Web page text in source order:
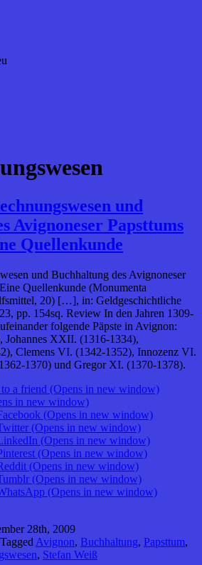
und
Avignoneser Papsttums
Quellenkunde
und Buchhaltung des Avignoneser
Quellenkunde (Monumenta
20) […], in: Geldgeschichtliche
pp. 154sq. Review In den Jahren 1309-
folgende Päpste in Avignon:
Johannes XXII. (1316-1334),
Clemens VI. (1342-1352), Innozenz VI.
1370) und Gregor XI. (1370-1378).
a friend (Opens in new window)
in new window)
(Opens in new window)
(Opens in new window)
(Opens in new window)
(Opens in new window)
(Opens in new window)
(Opens in new window)
(Opens in new window)
28th, 2009
Tagged Avignon, Buchhaltung, Papsttum,
, Stefan Weiß